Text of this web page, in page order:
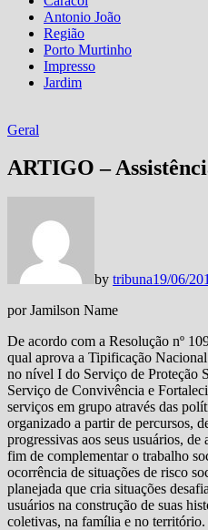
Antonio João
Região
Porto Murtinho
Impresso
Jardim
Geral
ARTIGO –
by tribuna19/06/
por Jamilson Name
De acordo com a Resolução nº
qual aprova a Tipificação
no nível I do Serviço de Proteção
Serviço de Convivência e
serviços em grupo através das
organizado a partir de percursos,
progressivas aos seus usuários,
fim de complementar o trabalho
ocorrência de situações de risco
planejada que cria situações
usuários na construção de suas
coletivas, na família e no território.